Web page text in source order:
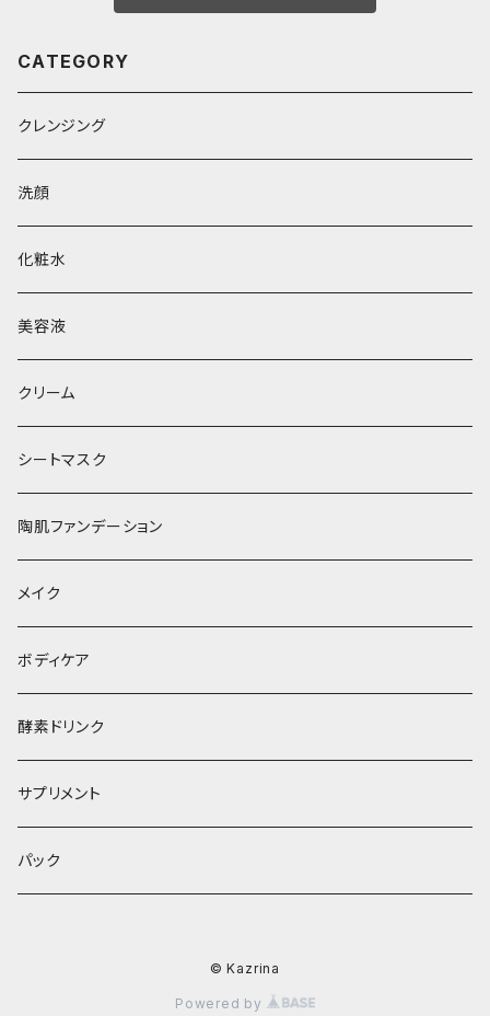
CATEGORY
クレンジング
洗顔
化粧水
美容液
クリーム
シートマスク
陶肌ファンデーション
メイク
ボディケア
酵素ドリンク
サプリメント
パック
© Kazrina
Powered by